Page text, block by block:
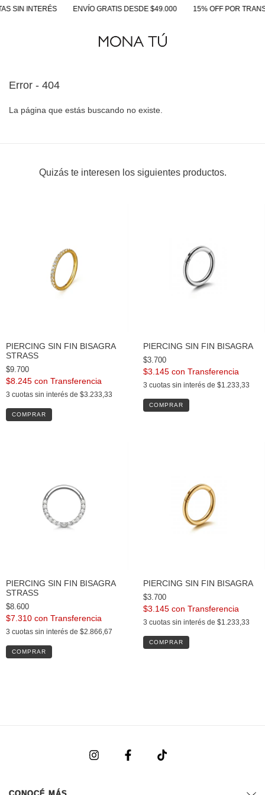
SIN INTERÉS ENVÍO GRATIS DESDE $49.000 15% OFF POR
Error - 404
La página que estás buscando no existe.
Quizás te interesen los siguientes productos.
PIERCING SIN FIN BISAGRA
STRASS
$9.700
$8.245 con
3 cuotas sin interés de $3.233,33
COMPRAR
PIERCING SIN FIN BISAGRA
$3.700
$3.145 con
3 cuotas sin interés de $1.233,33
COMPRAR
PIERCING SIN FIN BISAGRA
STRASS
$8.600
$7.310 con
3 cuotas sin interés de $2.866,67
PIERCING SIN FIN BISAGRA
$3.700
$3.145 con
3 cuotas sin interés de $1.233,33
COMPRAR